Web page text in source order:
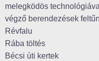
melegködös
végző berendezések
Révfalu
Rába töltés
Bécsi úti kertek